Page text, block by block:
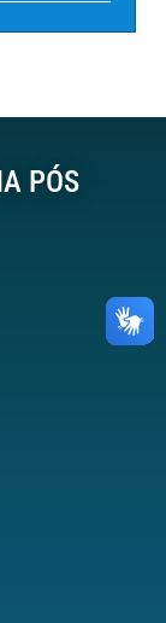
PÓS